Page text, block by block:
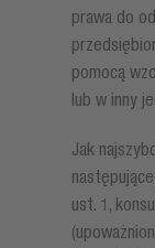
prawa do
pomocą
lub w inny
Jak
ust. 1,